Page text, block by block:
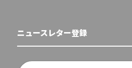
ニュースレター登録